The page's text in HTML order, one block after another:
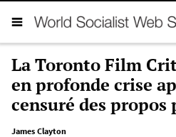
La Toronto Film
en profonde crise
censuré des
James Clayton